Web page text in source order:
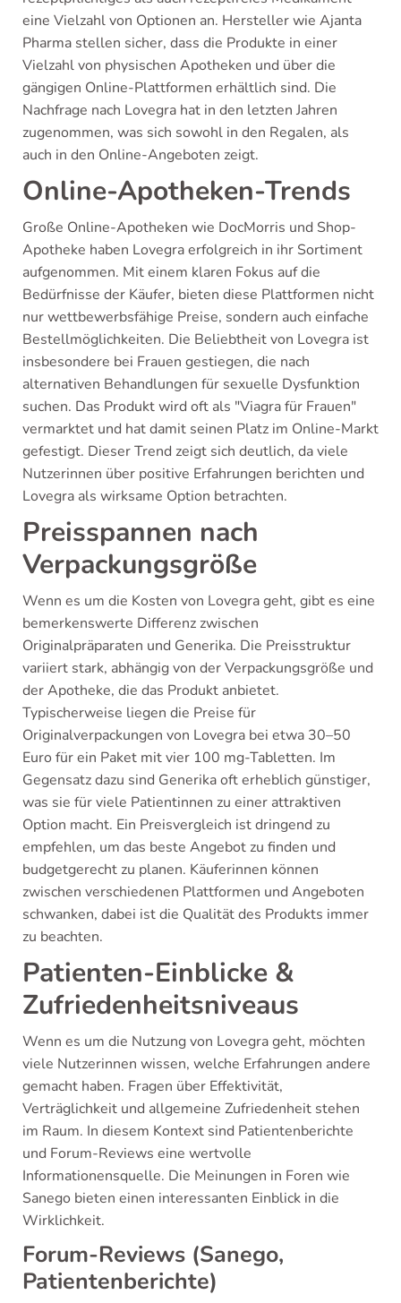
eine Vielzahl von Optionen an. Hersteller wie Ajanta
Pharma stellen sicher, dass die Produkte in einer
Vielzahl von physischen Apotheken und über die
gängigen Online-Plattformen erhältlich sind. Die
Nachfrage nach Lovegra hat in den letzten Jahren
zugenommen, was sich sowohl in den Regalen, als
auch in den Online-Angeboten zeigt.
Online-Apotheken-Trends
Große Online-Apotheken wie DocMorris und Shop-
Apotheke haben Lovegra erfolgreich in ihr Sortiment
aufgenommen. Mit einem klaren Fokus auf die
Bedürfnisse der Käufer, bieten diese Plattformen nicht
nur wettbewerbsfähige Preise, sondern auch einfache
Bestellmöglichkeiten. Die Beliebtheit von Lovegra ist
insbesondere bei Frauen gestiegen, die nach
alternativen Behandlungen für sexuelle Dysfunktion
suchen. Das Produkt wird oft als "Viagra für Frauen"
vermarktet und hat damit seinen Platz im Online-Markt
gefestigt. Dieser Trend zeigt sich deutlich, da viele
Nutzerinnen über positive Erfahrungen berichten und
Lovegra als wirksame Option betrachten.
Preisspannen nach
Verpackungsgröße
Wenn es um die Kosten von Lovegra geht, gibt es eine
bemerkenswerte Differenz zwischen
Originalpräparaten und Generika. Die Preisstruktur
variiert stark, abhängig von der Verpackungsgröße und
der Apotheke, die das Produkt anbietet.
Typischerweise liegen die Preise für
Originalverpackungen von Lovegra bei etwa 30–50
Euro für ein Paket mit vier 100 mg-Tabletten. Im
Gegensatz dazu sind Generika oft erheblich günstiger,
was sie für viele Patientinnen zu einer attraktiven
Option macht. Ein Preisvergleich ist dringend zu
empfehlen, um das beste Angebot zu finden und
budgetgerecht zu planen. Käuferinnen können
zwischen verschiedenen Plattformen und Angeboten
schwanken, dabei ist die Qualität des Produkts immer
zu beachten.
Patienten-Einblicke &
Zufriedenheitsniveaus
Wenn es um die Nutzung von Lovegra geht, möchten
viele Nutzerinnen wissen, welche Erfahrungen andere
gemacht haben. Fragen über Effektivität,
Verträglichkeit und allgemeine Zufriedenheit stehen
im Raum. In diesem Kontext sind Patientenberichte
und Forum-Reviews eine wertvolle
Informationensquelle. Die Meinungen in Foren wie
Sanego bieten einen interessanten Einblick in die
Wirklichkeit.
Forum-Reviews (Sanego,
Patientenberichte)